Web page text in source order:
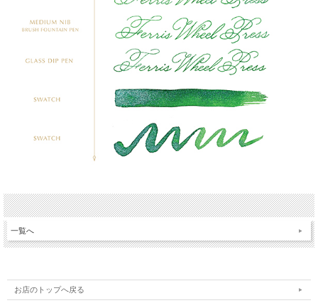
一覧へ
お店のトップへ戻る